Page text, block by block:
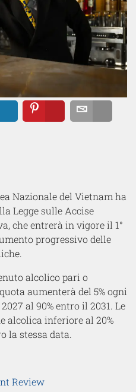
Nazionale del Vietnam ha
Legge sulle Accise
che entrerà in vigore il 1°
progressivo delle
alcolico pari o
aumenterà del 5% ogni
al 90% entro il 2031. Le
alcolica inferiore al 20%
la stessa data.
Review